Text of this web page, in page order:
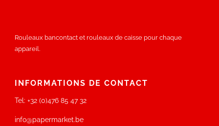
Rouleaux bancontact et rouleaux de caisse pour chaque
appareil.
INFORMATIONS DE CONTACT
Tel: +32 (0)476 85 47 32
info@papermarket.be